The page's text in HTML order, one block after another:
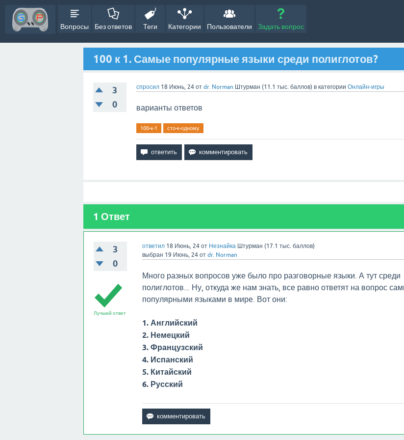
Вопросы Без ответов Теги Категории Пользователи Задать вопрос
100 к 1. Самые популярные языки среди полиглотов?
3
0
спросил 18 Июнь, 24 от dr. Norman Штурман (11.1 тыс. баллов) в категории Онлайн-игры
варианты ответов
100-к-1 сто-к-одному
1 Ответ
3
0
ответил 18 Июнь, 24 от Незнайка Штурман (17.1 тыс.баллов)
выбран 19 Июнь, 24 от dr. Norman
Лучший ответ
Много разных вопросов уже было про разговорные языки. А тут среди
полиглотов... Ну, откуда же нам знать, все равно ответят на вопрос
популярными языками в мире. Вот они:
1. Английский
2. Немецкий
3. Французский
4. Испанский
5. Китайский
6. Русский